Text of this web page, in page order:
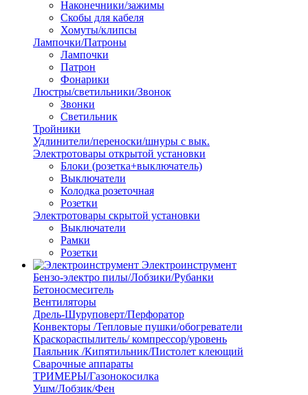
Наконечники/зажимы
Скобы для кабеля
Хомуты/клипсы
Лампочки/Патроны
Лампочки
Патрон
Фонарики
Люстры/светильники/Звонок
Звонки
Светильник
Тройники
Удлинители/переноски/шнуры с вык.
Электротовары открытой установки
Блоки (розетка+выключатель)
Выключатели
Колодка розеточная
Розетки
Электротовары скрытой установки
Выключатели
Рамки
Розетки
Электроинструмент
Бензо-электро пилы/Лобзики/Рубанки
Бетоносмеситель
Вентиляторы
Дрель-Шуруповерт/Перфоратор
Конвекторы /Тепловые пушки/обогреватели
Краскораспылитель/ компрессор/уровень
Паяльник /Кипятильник/Пистолет клеющий
Сварочные аппараты
ТРИМЕРЫ/Газонокосилка
Ушм/Лобзик/Фен